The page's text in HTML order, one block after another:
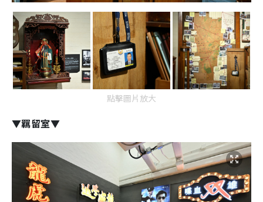
點擊圖片放大
▼羈留室▼